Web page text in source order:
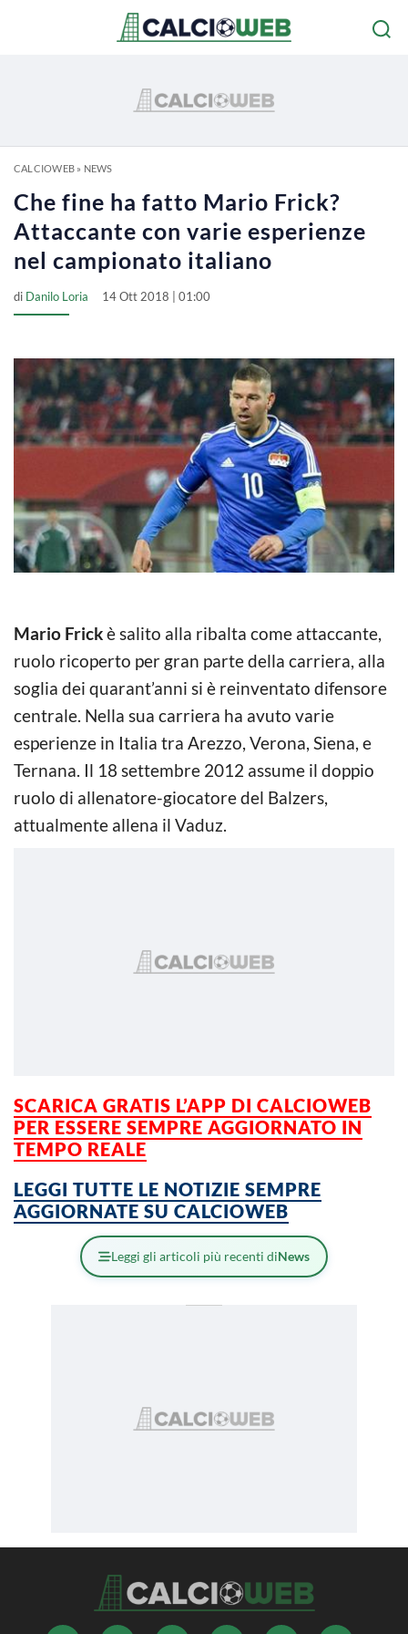
CALCIOWEB» NEWS
Che fine ha fatto Mario Frick?
Attaccante con varie esperienze
nel campionato italiano
di Danilo Loria 14 Ott 2018 | 01:00
Mario Frickè salito alla ribalta come attaccante,
ruolo ricoperto per gran parte della carriera, alla
soglia dei quarant’anni si è reinventato difensore
centrale. Nella sua carriera ha avuto varie
esperienze in Italia tra Arezzo, Verona, Siena, e
Ternana. Il 18 settembre 2012 assume il doppio
ruolo di allenatore-giocatore del Balzers,
attualmente allena il Vaduz.
SCARICA GRATIS L’APP DI CALCIOWEB
PER ESSERE SEMPRE AGGIORNATO IN
TEMPO REALE
LEGGI TUTTE LE NOTIZIE SEMPRE
AGGIORNATE SU CALCIOWEB
Leggi gli articoli più recenti diNews